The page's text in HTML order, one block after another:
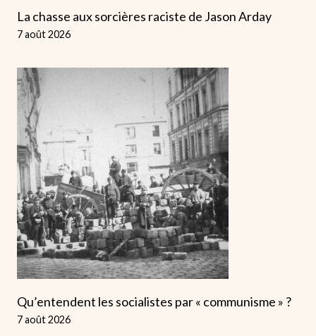
La chasse aux sorcières raciste de Jason Arday
7 août 2026
Qu’entendent les socialistes par « communisme » ?
7 août 2026